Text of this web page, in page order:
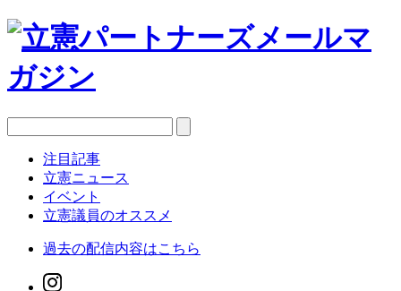
注目記事
立憲ニュース
イベント
立憲議員のオススメ
過去の配信内容はこちら